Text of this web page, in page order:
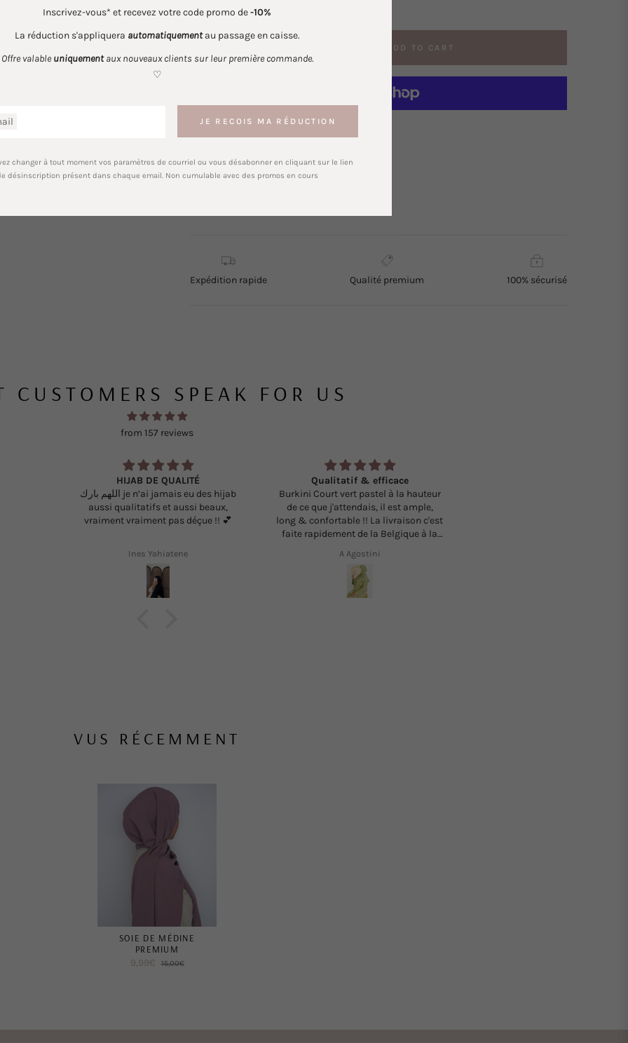
ADD TO CART
Add to Wishlist Compare
Pickup available atMerchtem
Usually ready in 24 hours
Expédition rapide Qualité premium 100% sécurisé
CUSTOMERS SPEAK FOR US
from 157 reviews
Qualitatif & efficace
Burkini Court vert pastel à la hauteur
de ce que j'attendais, il est ample,
long & confortable !! La livraison c'est
A Agostini
Excellent
Articles de qualités et un
professionnalisme au top
Mariam Haourigui
VUS RÉCEMMENT
SOIE DE MÉDINE
PREMIUM
9,99€ 15,00€
Inscrivez-vous* et recevez votre code promo de-10%
La réduction s'appliquera automatiquementau passage en caisse.
Offre valableuniquementaux nouveaux clients sur leur première commande.
♡
JE RECOIS MA RÉDUCTION
changer à tout moment vos paramètres de courriel ou vous désabonner en cliquant sur le lien
désinscription présent dans chaque email. Non cumulable avec des promos en cours